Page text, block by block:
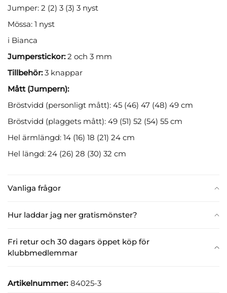
Vanliga frågor
Hur laddar jag ner gratismönster?
Fri retur och 30 dagars öppet köp för
klubbmedlemmar
Jumper: 2 (2) 3 (3) 3 nyst
Mössa: 1 nyst
i Bianca
Jumperstickor:2 och 3 mm
Tillbehör:3 knappar
Mått (Jumpern):
Bröstvidd (personligt mått): 45 (46) 47 (48) 49 cm
Bröstvidd (plaggets mått): 49 (51) 52 (54) 55 cm
Hel ärmlängd: 14 (16) 18 (21) 24 cm
Hel längd: 24 (26) 28 (30) 32 cm
Artikelnummer: 84025-3